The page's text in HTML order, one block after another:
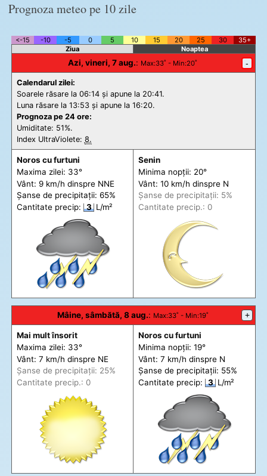
Prognoza meteo pe 10 zile
<-15 -10 -5 0 5 10 15 20 25 30
35+
Ziua
Noaptea
Azi, vineri, 7 aug.: Max:33˚ - Min:20˚ -
Calendarul zilei:
Soarele răsare la 06:14 și apune la 20:41.
Luna răsare la 13:53 și apune la 16:20.
Prognoza pe 24 ore:
Umiditate: 51%.
Index UltraViolete: 8.
Noros cu furtuni
Maxima zilei: 33°
Vânt: 9 km/h dinspre NNE
Șanse de precipitații: 65%
Cantitate precip:
3 L/m²
Senin
Minima nopții: 20°
Vânt: 10 km/h dinspre N
Șanse de precipitații: 5%
Cantitate precip.: 0
Mâine, sâmbătă, 8 aug.: Max:33˚ - Min:19˚ +
Mai mult însorit
Maxima zilei: 33°
Vânt: 7 km/h dinspre NE
Șanse de precipitații: 25%
Cantitate precip.: 0
Noros cu furtuni
Minima nopții: 19°
Vânt: 7 km/h dinspre N
Șanse de precipitații: 55%
Cantitate precip:
3 L/m²